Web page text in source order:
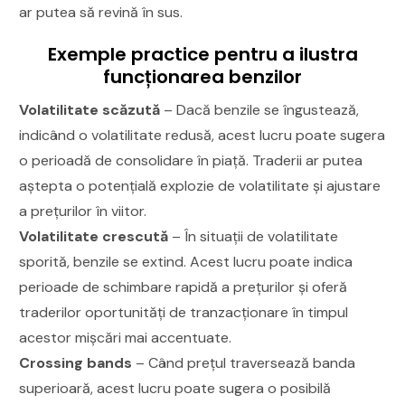
ar putea să revină în sus.
Exemple practice pentru a ilustra
funcționarea benzilor
Volatilitate scăzută – Dacă benzile se îngustează,
indicând o volatilitate redusă, acest lucru poate sugera
o perioadă de consolidare în piață. Traderii ar putea
aștepta o potențială explozie de volatilitate și ajustare
a prețurilor în viitor.
Volatilitate crescută – În situații de volatilitate
sporită, benzile se extind. Acest lucru poate indica
perioade de schimbare rapidă a prețurilor și oferă
traderilor oportunități de tranzacționare în timpul
acestor mișcări mai accentuate.
Crossing bands – Când prețul traversează banda
superioară, acest lucru poate sugera o posibilă